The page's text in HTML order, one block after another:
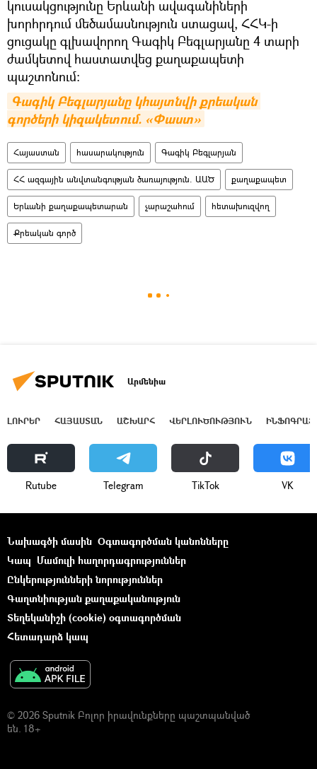
կուսակցությունը Երևանի ավագանիների
խորհրդում մեծամասնություն ստացավ, ՀՀԿ-ի
ցուցակը գլխավորող Գագիկ Բեգլարյանը 4 տարի
ժամկետով հաստատվեց քաղաքապետի
պաշտոնում:
Գագիկ Բեգլարյանը կհայտնվի քրեական
գործերի կիզակետում. «Փաստ»
Հայաստան հասարակություն Գագիկ Բեգլարյան
ՀՀ ազգային անվտանգության ծառայություն. ԱԱԾ քաղաքապետ
Երևանի քաղաքապետարան չարաշահում հետախուզվող
Քրեական գործ
Արմենիա
ԼՈՒՐԵՐ ՀԱՅԱՍՏԱՆ ԱՇԽԱՐՀ ՎԵՐԼՈՒԾՈՒԹՅՈՒՆ
Rutube Telegram ТikТоk VK
Նախագծի մասին Օգտագործման կանոնները
Կապ Մամուլի հաղորդագրություններ
Ընկերությունների նորություններ
Գաղտնիության քաղաքականություն
Տեղեկանիշի (cookie) օգտագործման
Հետադարձ կապ
© 2026 Sputnik Բոլոր իրավունքները պաշտպանված
են. 18+